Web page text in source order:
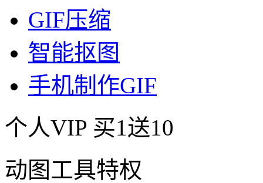
GIF压缩
智能抠图
手机制作GIF
个人VIP 买1送10
动图工具特权